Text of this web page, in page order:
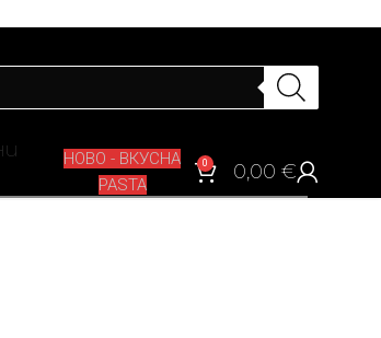
НОВО - ВКУСНА
PASTA
0 0,00 €